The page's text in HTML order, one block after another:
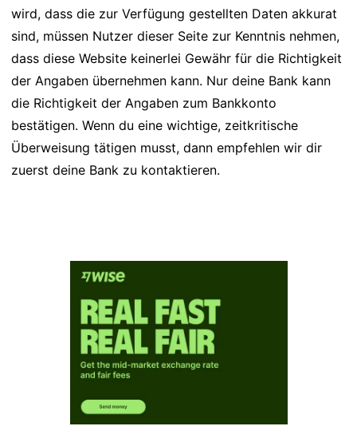
wird, dass die zur Verfügung gestellten Daten akkurat
sind, müssen Nutzer dieser Seite zur Kenntnis nehmen,
dass diese Website keinerlei Gewähr für die Richtigkeit
der Angaben übernehmen kann. Nur deine Bank kann
die Richtigkeit der Angaben zum Bankkonto
bestätigen. Wenn du eine wichtige, zeitkritische
Überweisung tätigen musst, dann empfehlen wir dir
zuerst deine Bank zu kontaktieren.